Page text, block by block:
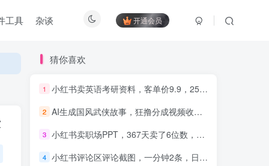
开通会员
工具 杂谈
猜你喜欢
1 小红书卖英语考研资料，客单价9.9，250天卖了16w!
2 AI生成国风武侠故事，狂撸分成视频收益，轻松日入1000+【可多平台分发】！
3 小红书卖职场PPT，367天卖了6位数，从0-1全流程讲解
4 小红书评论区评论截图，一分钟2条，日入几千，多劳多得!
知识付费5.0，重磅更新 平台
才是王道，长期稳定项目